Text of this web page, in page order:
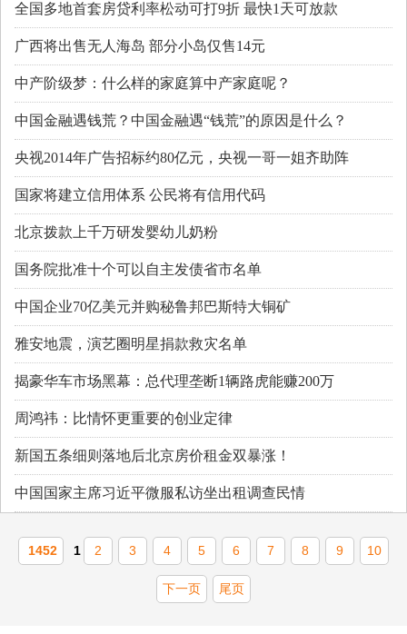
全国多地首套房贷利率松动可打9折 最快1天可放款
广西将出售无人海岛 部分小岛仅售14元
中产阶级梦：什么样的家庭算中产家庭呢？
中国金融遇钱荒？中国金融遇“钱荒”的原因是什么？
央视2014年广告招标约80亿元，央视一哥一姐齐助阵
国家将建立信用体系 公民将有信用代码
北京拨款上千万研发婴幼儿奶粉
国务院批准十个可以自主发债省市名单
中国企业70亿美元并购秘鲁邦巴斯特大铜矿
雅安地震，演艺圈明星捐款救灾名单
揭豪华车市场黑幕：总代理垄断1辆路虎能赚200万
周鸿祎：比情怀更重要的创业定律
新国五条细则落地后北京房价租金双暴涨！
中国国家主席习近平微服私访坐出租调查民情
1452 1 2 3 4 5 6 7 8 9 10
下一页 尾页